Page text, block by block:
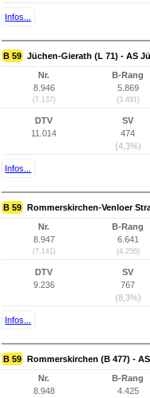
Infos...
B 59 Jüchen-Gierath (L 71) - AS
Nr.
8.946
(7.137)
B-Rang
5.869
(3.491)
DTV
11.014
SV
474
(4,3%)
Infos...
B 59 Rommerskirchen-Venloer
Nr.
8.947
(7.141)
B-Rang
6.641
(4.256)
DTV
9.236
SV
767
(8,3%)
Infos...
B 59 Rommerskirchen (B 477) -
Nr.
8.948
B-Rang
4.425